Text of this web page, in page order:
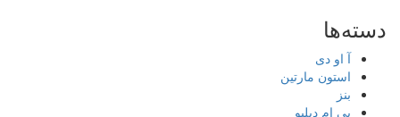
دسته‌ها
آ او دی
استون مارتین
بنز
بی ام دبلیو